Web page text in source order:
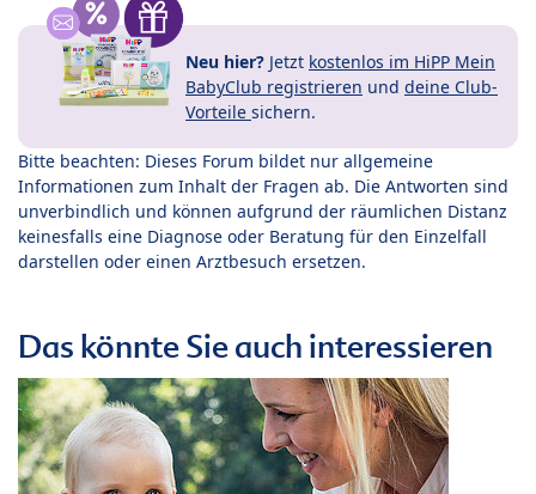
Neu hier? Jetzt kostenlos im HiPP Mein
BabyClub registrieren und deine Club-
Vorteile sichern.
Bitte beachten: Dieses Forum bildet nur allgemeine
Informationen zum Inhalt der Fragen ab. Die Antworten sind
unverbindlich und können aufgrund der räumlichen Distanz
keinesfalls eine Diagnose oder Beratung für den Einzelfall
darstellen oder einen Arztbesuch ersetzen.
Das könnte Sie auch interessieren